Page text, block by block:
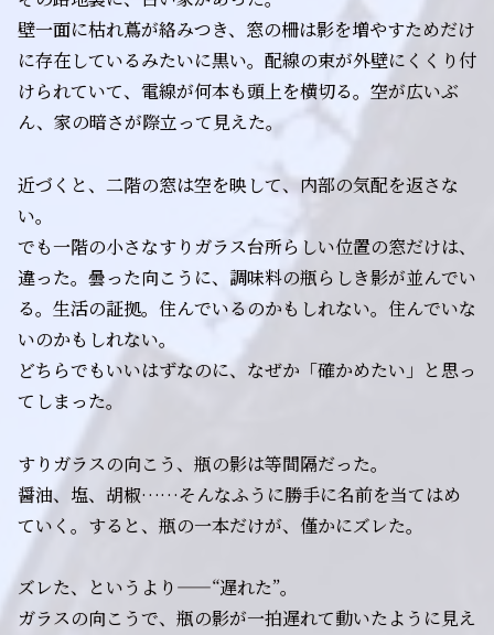
壁一面に枯れ蔦が絡みつき、窓の柵は影を増やすためだけ
に存在しているみたいに黒い。配線の束が外壁にくくり付
けられていて、電線が何本も頭上を横切る。空が広いぶ
ん、家の暗さが際立って見えた。
近づくと、二階の窓は空を映して、内部の気配を返さな
い。
でも一階の小さなすりガラス――台所らしい位置の窓だけは、
違った。曇った向こうに、調味料の瓶らしき影が並んでい
る。生活の証拠。住んでいるのかもしれない。住んでいな
いのかもしれない。
どちらでもいいはずなのに、なぜか「確かめたい」と思っ
てしまった。
すりガラスの向こう、瓶の影は等間隔だった。
醤油、塩、胡椒……そんなふうに勝手に名前を当てはめ
ていく。すると、瓶の一本だけが、僅かにズレた。
ズレた、というより——“遅れた”。
ガラスの向こうで、瓶の影が一拍遅れて動いたように見え